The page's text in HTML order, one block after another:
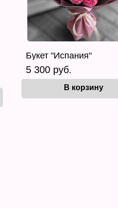
Букет "Испания"
5 300 руб.
В корзину